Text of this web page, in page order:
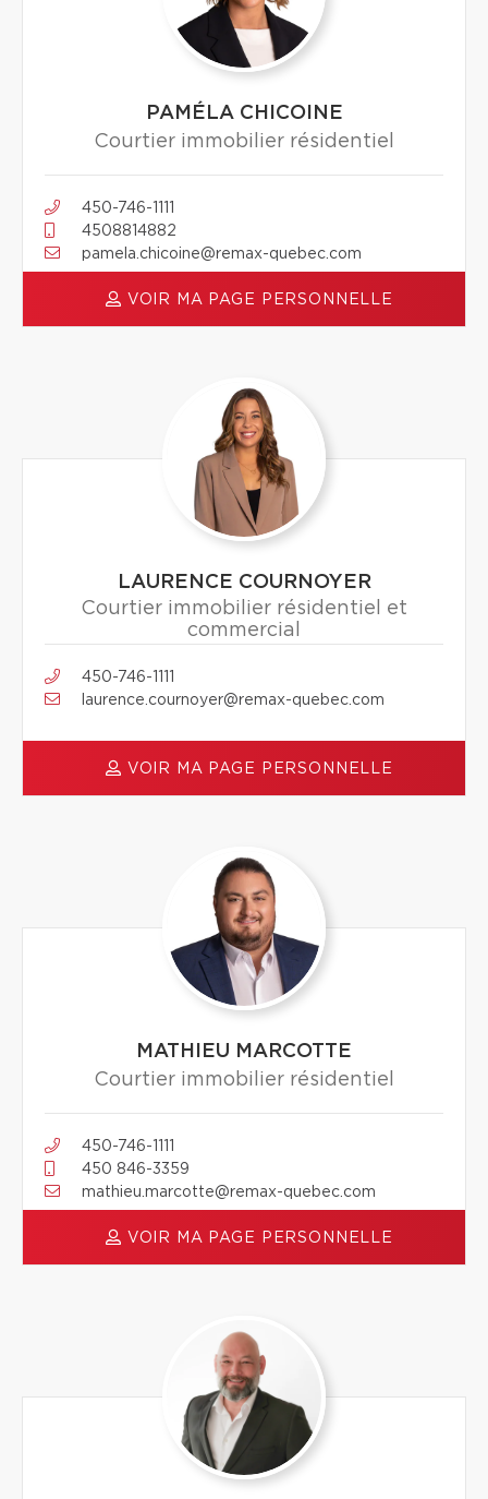
PAMÉLA CHICOINE
Courtier immobilier résidentiel
450-746-1111
4508814882
pamela.chicoine@remax-quebec.com
VOIR MA PAGE PERSONNELLE
LAURENCE COURNOYER
Courtier immobilier résidentiel et
commercial
450-746-1111
laurence.cournoyer@remax-quebec.com
VOIR MA PAGE PERSONNELLE
MATHIEU MARCOTTE
Courtier immobilier résidentiel
450-746-1111
450 846-3359
mathieu.marcotte@remax-quebec.com
VOIR MA PAGE PERSONNELLE